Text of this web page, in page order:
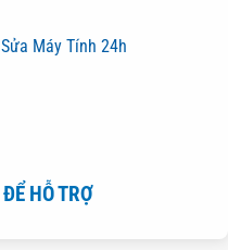
Sửa Máy Tính 24h
ĐỂ HỖ TRỢ